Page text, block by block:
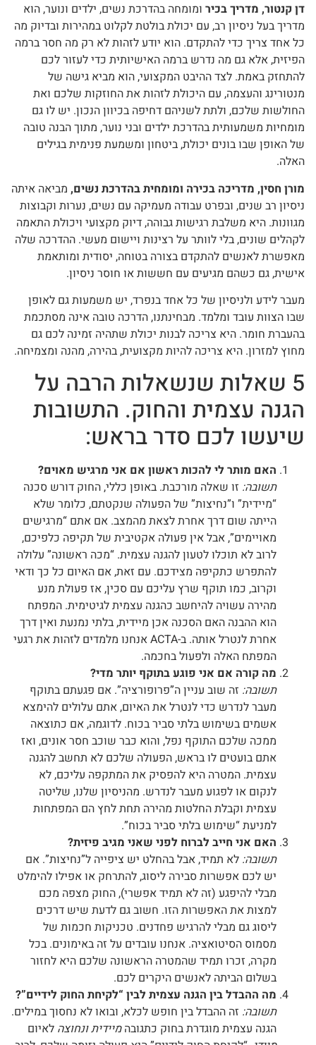
דן קנטור, מדריך בכיר ומומחה בהדרכת נשים, ילדים ונוער, הוא
מדריך בעל ניסיון רב, עם יכולת בולטת לקלוט במהירות ובדיוק מה
כל אחד צריך כדי להתקדם. הוא יודע לזהות לא רק מה חסר ברמה
הפיזית, אלא גם מה נדרש ברמה האישיותית כדי לעזור לכם
להתחזק באמת. לצד ההיבט המקצועי, הוא מביא גישה של
מנטורינג והעצמה, עם היכולת לזהות את החוזקות שלכם ואת
החולשות שלכם, ולתת לשניהם דחיפה בכיוון הנכון. יש לו גם
מומחיות משמעותית בהדרכת ילדים ובני נוער, מתוך הבנה טובה
של האופן שבו בונים יכולת, ביטחון ומשמעת פנימית בגילים
האלה.
מורן חסין, מדריכה בכירה ומומחית בהדרכת נשים, מביאה איתה
ניסיון רב שנים, ובפרט עבודה מעמיקה עם נשים, נערות וקבוצות
מגוונות. היא משלבת רגישות גבוהה, דיוק מקצועי ויכולת התאמה
לקהלים שונים, בלי לוותר על רצינות ויישום מעשי. ההדרכה שלה
מאפשרת לאנשים להתקדם בצורה בטוחה, יסודית ומותאמת
אישית, גם כשהם מגיעים עם חששות או חוסר ניסיון.
מעבר לידע ולניסיון של כל אחד בנפרד, יש משמעות גם לאופן
שבו הצוות עובד ומלמד. מבחינתנו, הדרכה טובה אינה מסתכמת
בהעברת חומר. היא צריכה לבנות יכולת שתהיה זמינה לכם גם
מחוץ למזרון. היא צריכה להיות מקצועית, בהירה, מהנה ומצמיחה.
5 שאלות שנשאלות הרבה על
הגנה עצמית והחוק. התשובות
שיעשו לכם סדר בראש:
האם מותר לי להכות ראשון אם אני מרגיש מאוים?
תשובה: זו שאלה מורכבת. באופן כללי, החוק דורש סכנה
“מיידית” ו”נחיצות” של הפעולה שנקטתם, כלומר שלא
הייתה שום דרך אחרת לצאת מהמצב. אם אתם “מרגישים
מאויימים”, אבל אין פעולה אקטיבית של תקיפה כלפיכם,
לרוב לא תוכלו לטעון להגנה עצמית. “מכה ראשונה” עלולה
להתפרש כתקיפה מצידכם. עם זאת, אם האיום כל כך ודאי
וקרוב, כמו תוקף שרץ עליכם עם סכין, אז פעולת מנע
מהירה עשויה להיחשב כהגנה עצמית לגיטימית. המפתח
הוא ההבנה האם הסכנה אכן מיידית, בלתי נמנעת ואין דרך
אחרת לנטרל אותה. ב-ACTA אנחנו מלמדים לזהות את רגעי
המפתח האלה ולפעול בחכמה.
מה קורה אם אני פוגע בתוקף יותר מדי?
תשובה: זה שוב עניין ה”פרופורציה”. אם פגעתם בתוקף
מעבר לנדרש כדי לנטרל את האיום, אתם עלולים להימצא
אשמים בשימוש בלתי סביר בכוח. לדוגמה, אם כתוצאה
ממכה שלכם התוקף נפל, והוא כבר שוכב חסר אונים, ואז
אתם בועטים לו בראש, הפעולה שלכם לא תחשב להגנה
עצמית. המטרה היא להפסיק את המתקפה עליכם, לא
לנקום או לפגוע מעבר לנדרש. מהניסיון שלנו, שליטה
עצמית וקבלת החלטות מהירה תחת לחץ הם המפתחות
למניעת “שימוש בלתי סביר בכוח”.
האם אני חייב לברוח לפני שאני מגיב פיזית?
תשובה: לא תמיד, אבל בהחלט יש ציפייה ל”נחיצות”. אם
יש לכם אפשרות סבירה ליסוג, להתרחק או אפילו להימלט
מבלי להיפגע (זה לא תמיד אפשרי), החוק מצפה מכם
למצות את האפשרות הזו. חשוב גם לדעת שיש דרכים
ליסוג גם מבלי להרגיש פחדנים. טכניקות חכמות של
מסמוס הסיטואציה. אנחנו עובדים על זה באימונים. בכל
מקרה, זכרו תמיד שהמטרה הראשונה שלכם היא לחזור
בשלום הביתה לאנשים היקרים לכם.
מה ההבדל בין הגנה עצמית לבין “לקיחת החוק לידיים”?
תשובה: זה ההבדל בין חופש לכלא, ובואו לא נחסוך במילים.
הגנה עצמית מוגדרת בחוק כתגובהמיידית ונחוצה לאיום